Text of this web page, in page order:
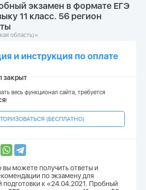
экзамен в формате ЕГЭ
11 класс. 56 регион
область)»
и инструкция по оплате
закрыт
весь функционал сайта, требуется
!
(БЕСПЛАТНО)
вы можете получить ответы и
по экзамену для
подготовки к «24.04.2021. Пробный